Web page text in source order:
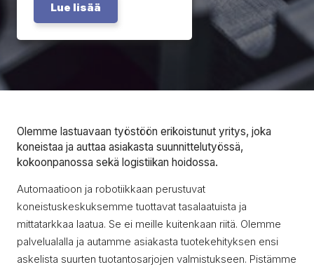
Lue lisää
Olemme lastuavaan työstöön erikoistunut yritys, joka
koneistaa ja auttaa asiakasta suunnittelutyössä,
kokoonpanossa sekä logistiikan hoidossa.
Automaatioon ja robotiikkaan perustuvat
koneistuskeskuksemme tuottavat tasalaatuista ja
mittatarkkaa laatua. Se ei meille kuitenkaan riitä. Olemme
palvelualalla ja autamme asiakasta tuotekehityksen ensi
askelista suurten tuotantosarjojen valmistukseen. Pistämme